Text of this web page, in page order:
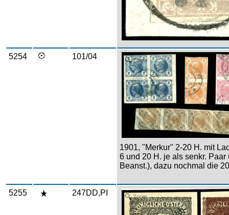
5254 101/04 Zoom
1901, "Merkur" 2-20 H. mit
6 und 20 H. je als senkr.
Beanst.), dazu nochmal die
5255 247DD,PI Zoom